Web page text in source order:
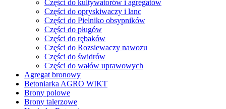
Części do kultywatorów i agregatów
Części do opryskiwaczy i lanc
Części do Pielniko obsypników
Części do pługów
Części do rębaków
Części do Rozsiewaczy nawozu
Części do świdrów
Części do wałów uprawowych
Agregat bronowy
Betoniarka AGRO WIKT
Brony polowe
Brony talerzowe